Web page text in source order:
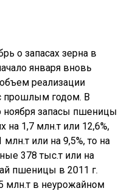
о запасах зерна в
января вновь
реализации
прошлым годом. В
ноября запасы пшеницы
1,7 млн.т или 12,6%,
или на 9,5%, то на
378 тыс.т или на
пшеницы в 2011 г.
млн.т в неурожайном